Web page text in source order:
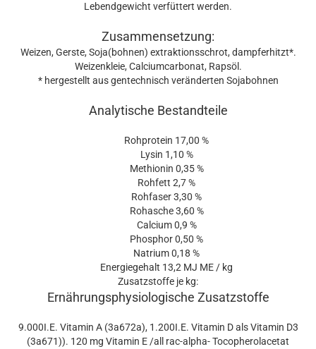
Lebendgewicht verfüttert werden.
Zusammensetzung:
Weizen, Gerste, Soja(bohnen) extraktionsschrot, dampferhitzt*.
Weizenkleie, Calciumcarbonat, Rapsöl.
* hergestellt aus gentechnisch veränderten Sojabohnen
Analytische Bestandteile
Rohprotein 17,00 %
Lysin 1,10 %
Methionin 0,35 %
Rohfett 2,7 %
Rohfaser 3,30 %
Rohasche 3,60 %
Calcium 0,9 %
Phosphor 0,50 %
Natrium 0,18 %
Energiegehalt 13,2 MJ ME / kg
Zusatzstoffe je kg:
Ernährungsphysiologische Zusatzstoffe
9.000I.E. Vitamin A (3a672a), 1.200I.E. Vitamin D als Vitamin D3
(3a671)). 120 mg Vitamin E /all rac-alpha- Tocopherolacetat